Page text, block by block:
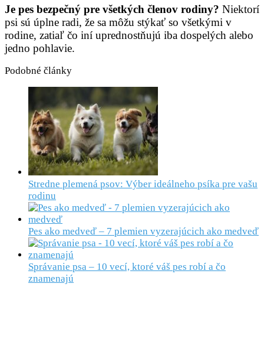
Je pes bezpečný pre všetkých členov rodiny? Niektorí
psi sú úplne radi, že sa môžu stýkať so všetkými v
rodine, zatiaľ čo iní uprednostňujú iba dospelých alebo
jedno pohlavie.
Podobné články
Stredne plemená psov: Výber ideálneho psíka pre vašu
rodinu
Pes ako medveď – 7 plemien vyzerajúcich ako medveď
Správanie psa – 10 vecí, ktoré váš pes robí a čo
znamenajú